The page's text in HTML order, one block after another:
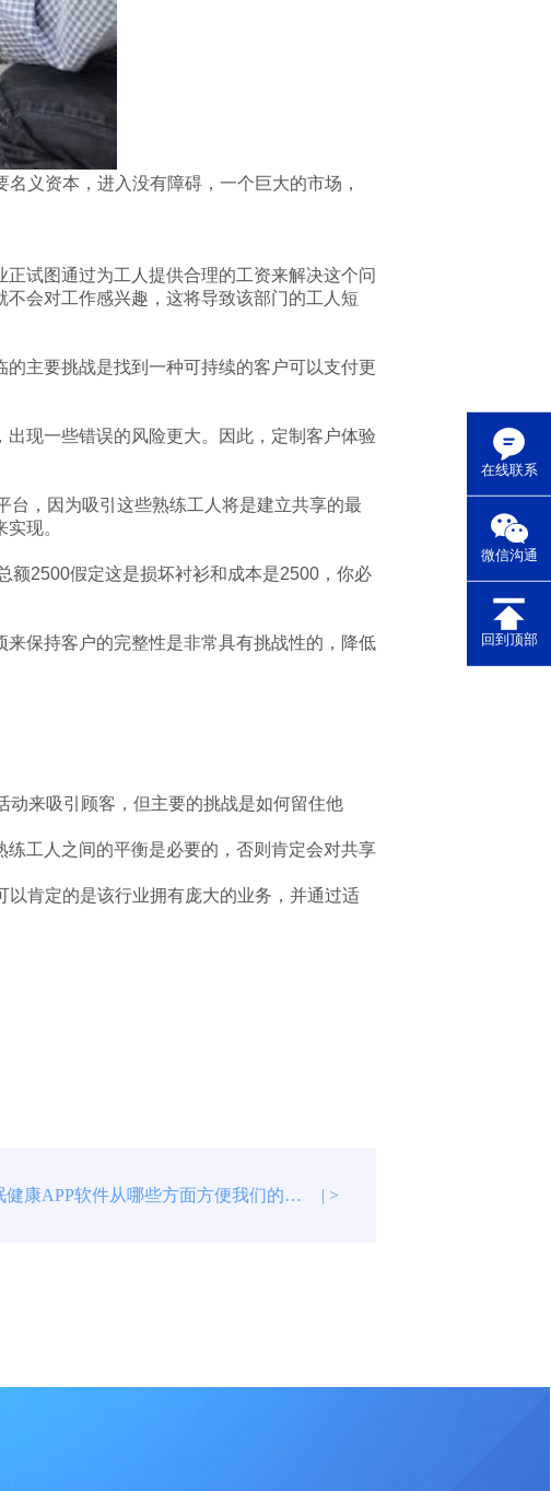
在线联系
微信沟通
回到顶部
义资本，进入没有障碍，一个巨大的市场，
试图通过为工人提供合理的工资来解决这个问
会对工作感兴趣，这将导致该部门的工人短
主要挑战是找到一种可持续的客户可以支付更
现一些错误的风险更大。因此，定制客户体验
，因为吸引这些熟练工人将是建立共享的最
现。
2500假定这是损坏衬衫和成本是2500，你必
保持客户的完整性是非常具有挑战性的，降低
来吸引顾客，但主要的挑战是如何留住他
工人之间的平衡是必要的，否则肯定会对共享
肯定的是该行业拥有庞大的业务，并通过适
睡眠健康APP软件从哪些方面方便我们的生活？ | >